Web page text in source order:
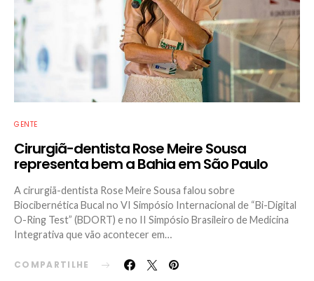
GENTE
Cirurgiã-dentista Rose Meire Sousa
representa bem a Bahia em São Paulo
A cirurgiã-dentista Rose Meire Sousa falou sobre
Biocibernética Bucal no VI Simpósio Internacional de “Bi-Digital
O-Ring Test” (BDORT) e no II Simpósio Brasileiro de Medicina
Integrativa que vão acontecer em…
COMPARTILHE